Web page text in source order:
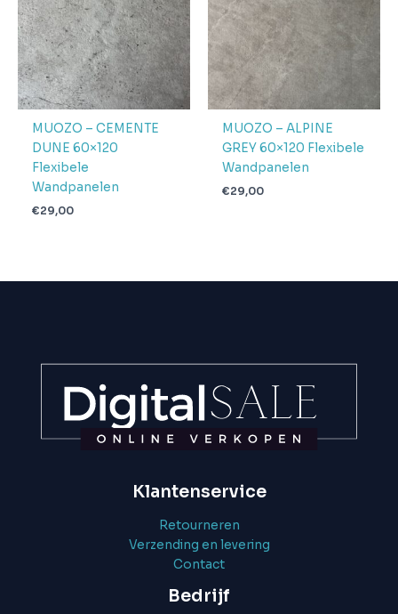
MUOZO – CEMENTE
DUNE 60×120
Flexibele
Wandpanelen
€29,00
MUOZO – ALPINE
GREY 60×120 Flexibele
Wandpanelen
€29,00
Klantenservice
Retourneren
Verzending en levering
Contact
Bedrijf